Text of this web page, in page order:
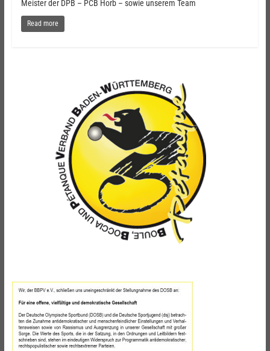
Meister der DPB – PCB Horb – sowie unserem Team
Read more